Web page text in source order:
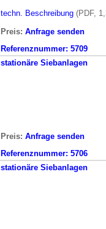
techn. Beschreibung (PDF,
Preis: Anfrage senden
Referenznummer: 5709
stationäre Siebanlagen
Preis: Anfrage senden
Referenznummer: 5706
stationäre Siebanlagen